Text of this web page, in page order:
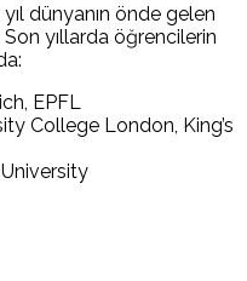
dünyanın önde gelen
yıllarda öğrencilerin
EPFL
College London, King’s